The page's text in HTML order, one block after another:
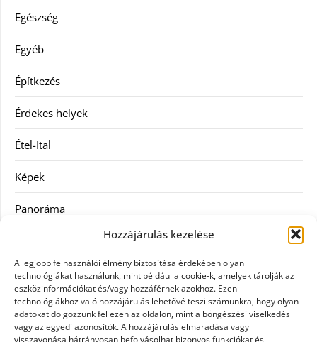
Hozzájárulás kezelése
A legjobb felhasználói élmény biztosítása érdekében olyan
technológiákat használunk, mint például a cookie-k, amelyek tárolják az
eszközinformációkat és/vagy hozzáférnek azokhoz. Ezen
technológiákhoz való hozzájárulás lehetővé teszi számunkra, hogy olyan
adatokat dolgozzunk fel ezen az oldalon, mint a böngészési viselkedés
vagy az egyedi azonosítók. A hozzájárulás elmaradása vagy
visszavonása hátrányosan befolyásolhat bizonyos funkciókat és
Egészség
Egyéb
Építkezés
Érdekes helyek
Étel-Ital
Képek
Panoráma
Szolgáltatás
Vásárlás
Webáruházak